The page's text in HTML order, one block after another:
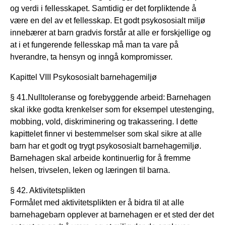
og verdi i fellesskapet. Samtidig er det forpliktende å
være en del av et fellesskap. Et godt psykososialt miljø
innebærer at barn gradvis forstår at alle er forskjellige og
at i et fungerende fellesskap må man ta vare på
hverandre, ta hensyn og inngå kompromisser.
Kapittel VIII Psykososialt barnehagemiljø
§ 41.Nulltoleranse og forebyggende arbeid: Barnehagen
skal ikke godta krenkelser som for eksempel utestenging,
mobbing, vold, diskriminering og trakassering. I dette
kapittelet finner vi bestemmelser som skal sikre at alle
barn har et godt og trygt psykososialt barnehagemiljø.
Barnehagen skal arbeide kontinuerlig for å fremme
helsen, trivselen, leken og læringen til barna.
§ 42. Aktivitetsplikten
Formålet med aktivitetsplikten er å bidra til at alle
barnehagebarn opplever at barnehagen er et sted der det